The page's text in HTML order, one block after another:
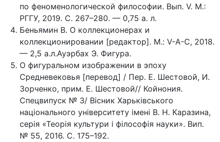
по феноменологической философии. Вып. V. М.:
РГГУ, 2019. С. 267–280. — 0,75 а. л.
Беньямин В. О коллекционерах и
коллекционировании [редактор]. М.: V-A-C, 2018.
— 2,5 а.л.Ауэрбах Э. Фигура.
О фигуральном изображении в эпоху
Средневековья [перевод] / Пер. Е. Шестовой, И.
Зорченко, прим. Е. Шестовой// Койнония.
Спецвипуск № 3/ Вiсник Харькiвського
нацiонального унiверситету iменi В. Н. Каразина,
серiя «Теорiя культури i фiлософiя науки». Вип.
№ 55, 2016. С. 175–192.